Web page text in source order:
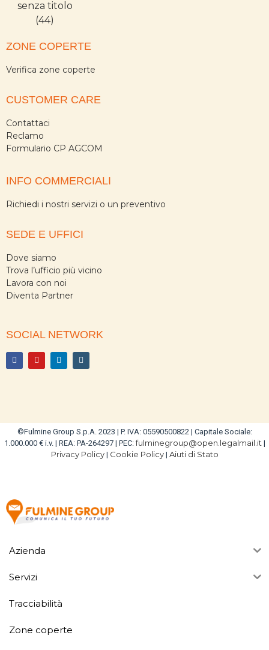
ZONE COPERTE
Verifica zone coperte
CUSTOMER CARE
Contattaci
Reclamo
Formulario CP AGCOM
INFO COMMERCIALI
Richiedi i nostri servizi o un preventivo
SEDE E UFFICI
Dove siamo
Trova l’ufficio più vicino
Lavora con noi
Diventa Partner
SOCIAL NETWORK
©Fulmine Group S.p.A. 2023 | P. IVA: 05590500822 | Capitale Sociale:
1.000.000 € i.v. | REA: PA-264297 | PEC:fulminegroup@open.legalmail.it |
Privacy Policy| Cookie Policy| Aiuti di Stato
Azienda
Servizi
Tracciabilità
Zone coperte